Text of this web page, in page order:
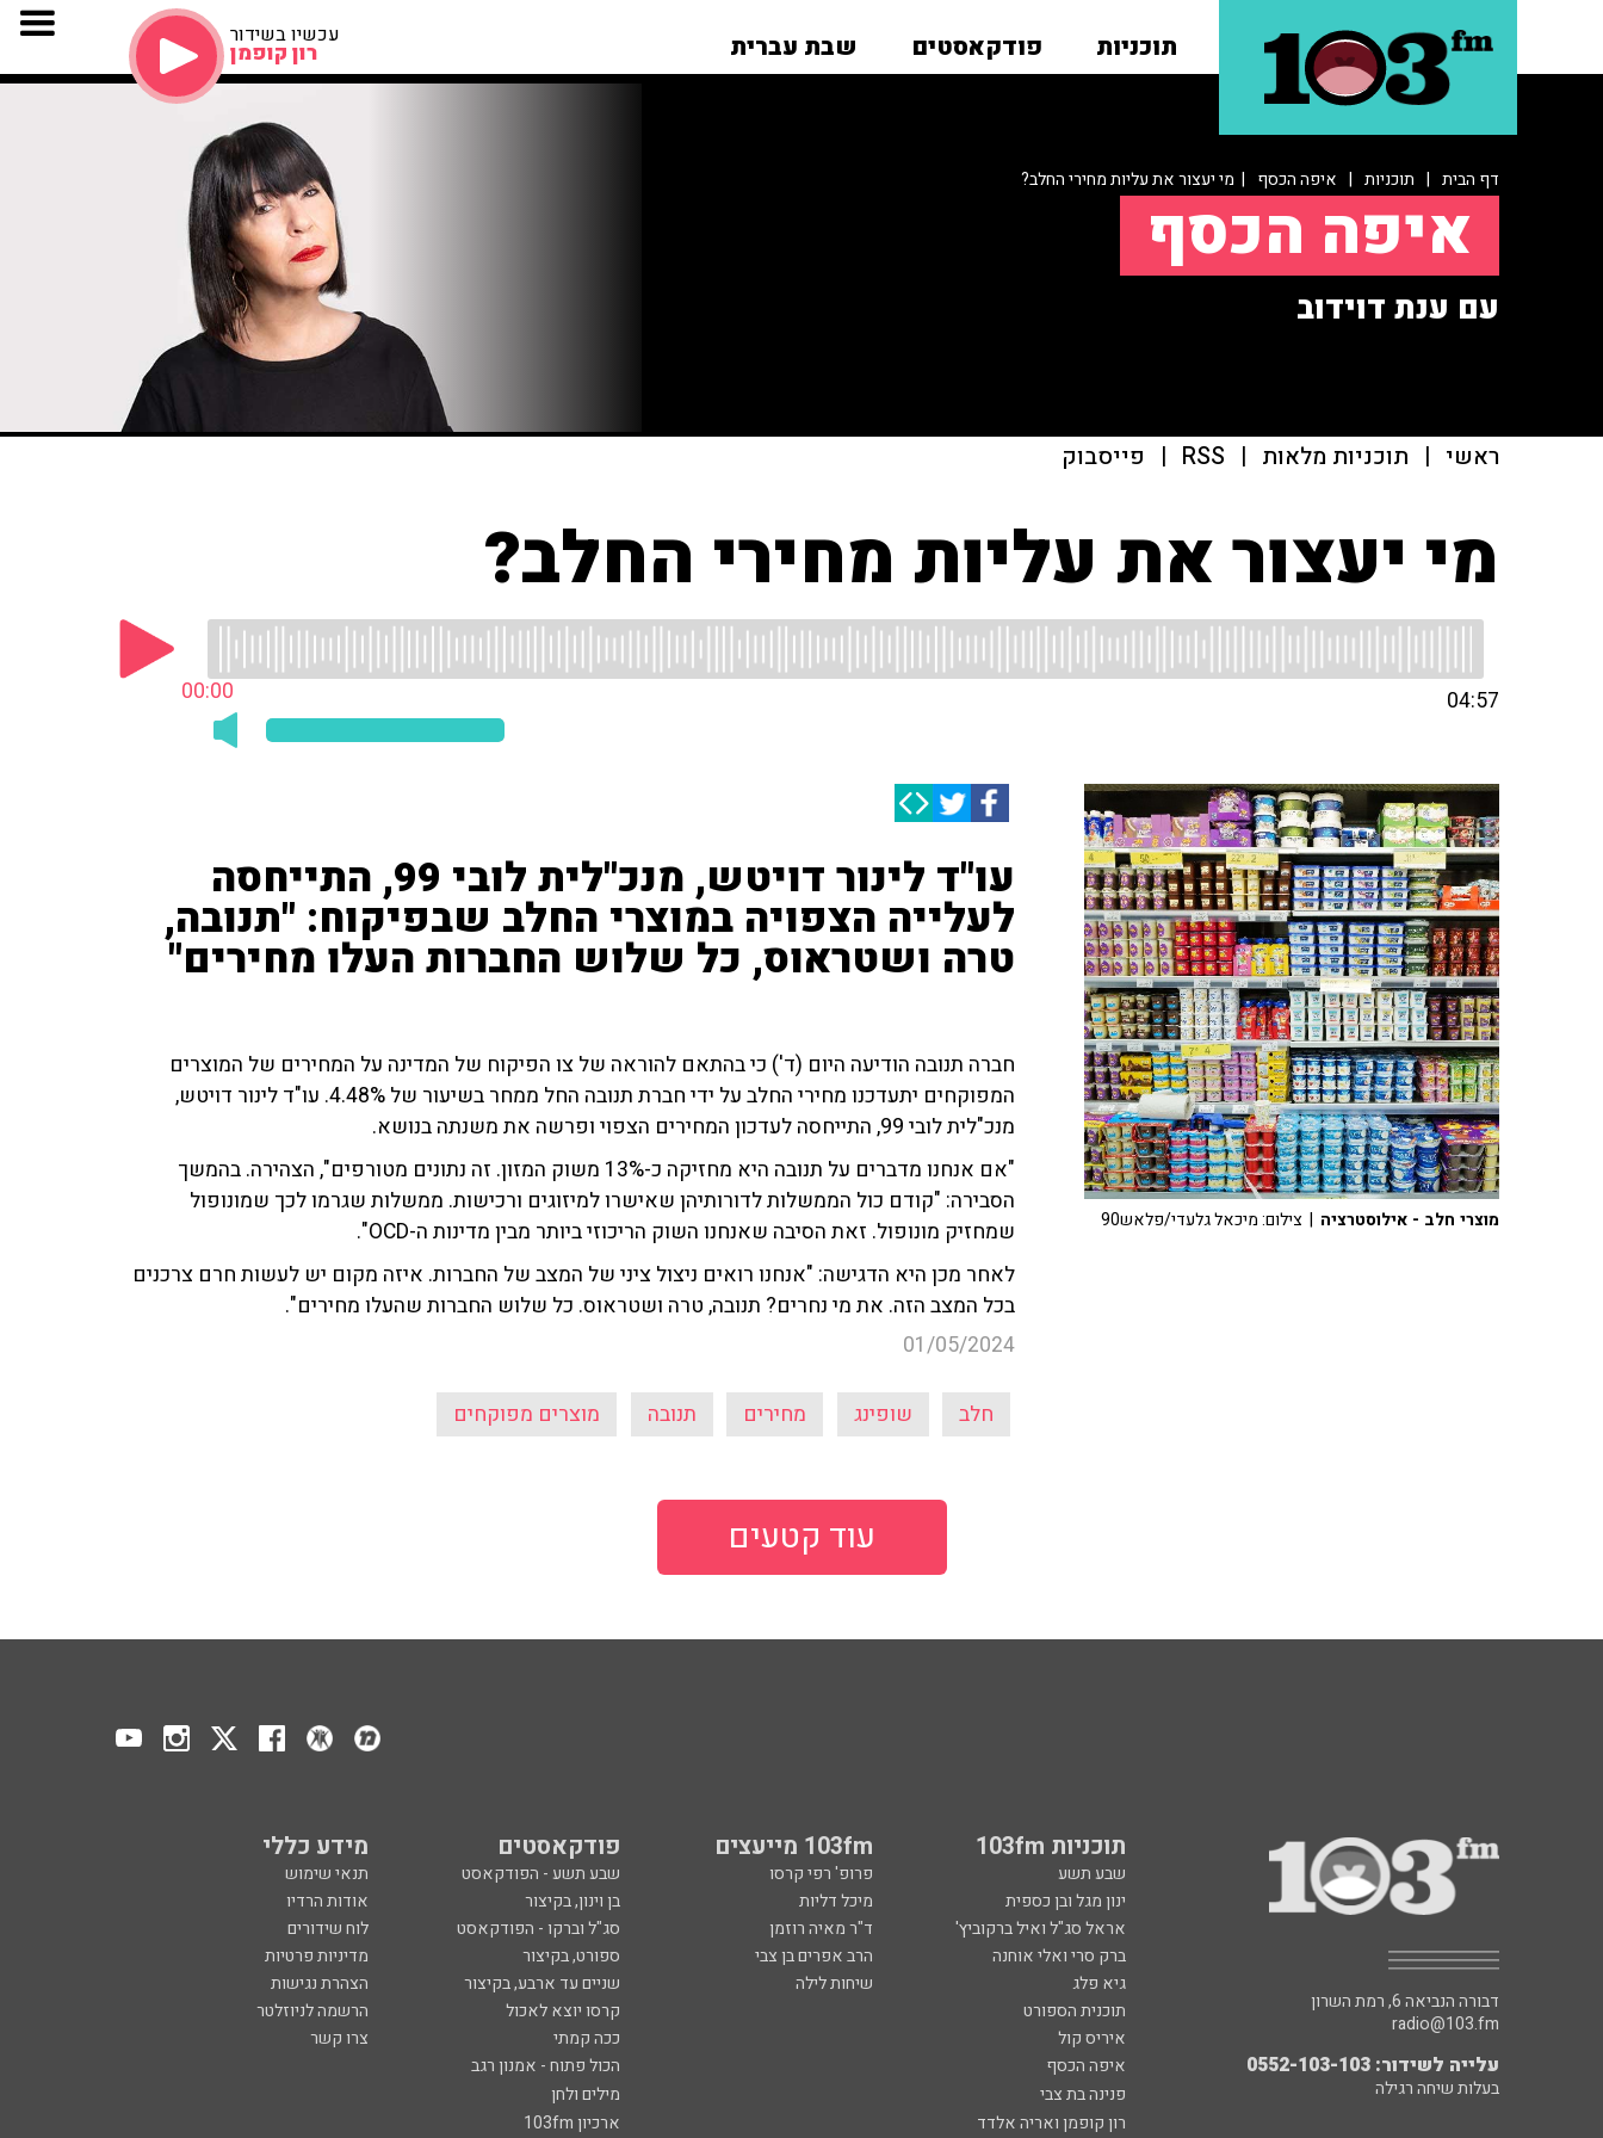
תוכניות פודקאסטים שבת עברית עכשיו בשידור
רון קופמן
דף הבית | תוכניות | איפה הכסף | מי יעצור את עליות מחירי החלב?
איפה הכסף
עם ענת דוידוב
ראשי | תוכניות מלאות |
RSS
| פייסבוק
מי יעצור את עליות מחירי החלב?
00:00 04:57
עו"ד לינור דויטש, מנכ"לית לובי 99, התייחסה
לעלייה הצפויה במוצרי החלב שבפיקוח: "תנובה,
טרה ושטראוס, כל שלוש החברות העלו מחירים"
חברה תנובה הודיעה היום (ד') כי בהתאם להוראה של צו הפיקוח של המדינה על המחירים של המוצרים
המפוקחים יתעדכנו מחירי החלב על ידי חברת תנובה החל ממחר בשיעור של 4.48%. עו"ד לינור דויטש,
מנכ"לית לובי 99, התייחסה לעדכון המחירים הצפוי ופרשה את משנתה בנושא.
"אם אנחנו מדברים על תנובה היא מחזיקה כ-13% משוק המזון. זה נתונים מטורפים", הצהירה. בהמשך
הסבירה: "קודם כול הממשלות לדורותיהן שאישרו למיזוגים ורכישות. ממשלות שגרמו לכך שמונופול
שמחזיק מונופול. זאת הסיבה שאנחנו השוק הריכוזי ביותר מבין מדינות ה-OCD".
לאחר מכן היא הדגישה: "אנחנו רואים ניצול ציני של המצב של החברות. איזה מקום יש לעשות חרם צרכנים
בכל המצב הזה. את מי נחרים? תנובה, טרה ושטראוס. כל שלוש החברות שהעלו מחירים".
01/05/2024
חלב שופינג מחירים תנובה מוצרים מפוקחים
מוצרי חלב - אילוסטרציה | צילום: מיכאל גלעדי/פלאש90
עוד קטעים
תוכניות 103fm 103fm מייעצים פודקאסטים מידע כללי
שבע תשע פרופ' רפי קרסו שבע תשע - הפודקאסט
תנאי שימוש
ינון מגל ובן כספית
מיכל דליות בן וינון, בקיצור
אודות הרדיו
אראל סג"ל ואיל ברקוביץ'
ד"ר מאיה רוזמן סג"ל וברקו - הפודקאסט
לוח שידורים
ברק סרי ואלי אוחנה
הרב אפרים בן צבי ספורט, בקיצור
מדיניות פרטיות
גיא פלג
שיחות לילה שניים עד ארבע, בקיצור
הצהרת נגישות
תוכנית הספורט
קרסו יוצא לאכול
הרשמה לניוזלטר
איריס קול
ככה קמתי
צרו קשר
איפה הכסף
הכול פתוח - אמנון רגב
פנינה בת צבי
מילים ולחן
רון קופמן ואריה אלדד
ארכיון 103fm
דבורה הנביאה 6, רמת השרון
radio@103.fm
עלייה לשידור: 0552-103-103
בעלות שיחה רגילה